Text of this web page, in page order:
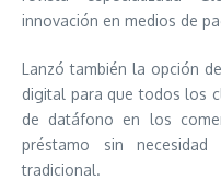
innovación en medios de
Lanzó también la opción
digital para que todos los
de datáfono en los
préstamo sin
tradicional.